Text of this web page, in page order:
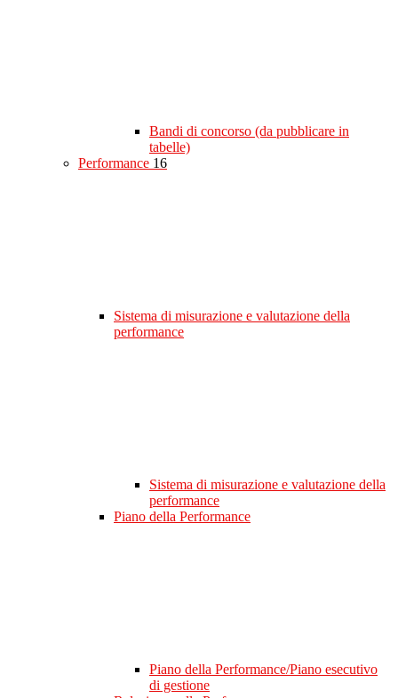
Bandi di concorso (da pubblicare in
tabelle)
Performance 16
Sistema di misurazione e valutazione della
performance
Sistema di misurazione e valutazione della
performance
Piano della Performance
Piano della Performance/Piano esecutivo
di gestione